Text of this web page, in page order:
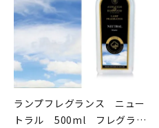
ランプフレグランス ニュー
トラル 500ml フレグラン